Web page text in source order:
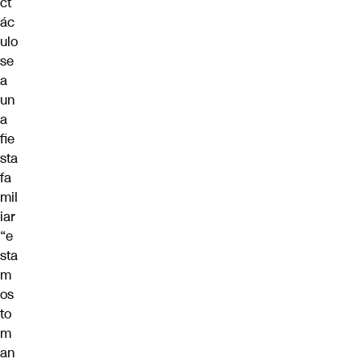
ác
ulo
se
a
un
a
fie
sta
fa
mil
iar
“e
sta
m
os
to
m
an